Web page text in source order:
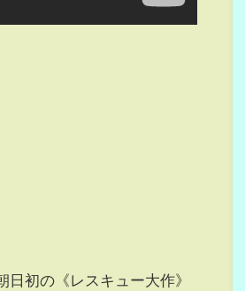
日初の《レスキュー大作》